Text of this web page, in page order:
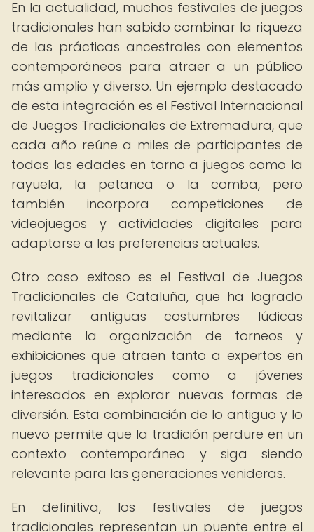
En la actualidad, muchos festivales de juegos
tradicionales han sabido combinar la riqueza
de las prácticas ancestrales con elementos
contemporáneos para atraer a un público
más amplio y diverso. Un ejemplo destacado
de esta integración es el Festival Internacional
de Juegos Tradicionales de Extremadura, que
cada año reúne a miles de participantes de
todas las edades en torno a juegos como la
rayuela, la petanca o la comba, pero
también incorpora competiciones de
videojuegos y actividades digitales para
adaptarse a las preferencias actuales.
Otro caso exitoso es el Festival de Juegos
Tradicionales de Cataluña, que ha logrado
revitalizar antiguas costumbres lúdicas
mediante la organización de torneos y
exhibiciones que atraen tanto a expertos en
juegos tradicionales como a jóvenes
interesados en explorar nuevas formas de
diversión. Esta combinación de lo antiguo y lo
nuevo permite que la tradición perdure en un
contexto contemporáneo y siga siendo
relevante para las generaciones venideras.
En definitiva, los festivales de juegos
tradicionales representan un puente entre el